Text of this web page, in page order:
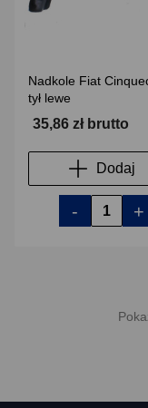
Nadkole Fiat
tył lewe
35,86 zł brutto
Dodaj
- +